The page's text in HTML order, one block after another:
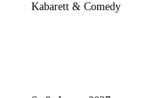
Kabarett & Comedy